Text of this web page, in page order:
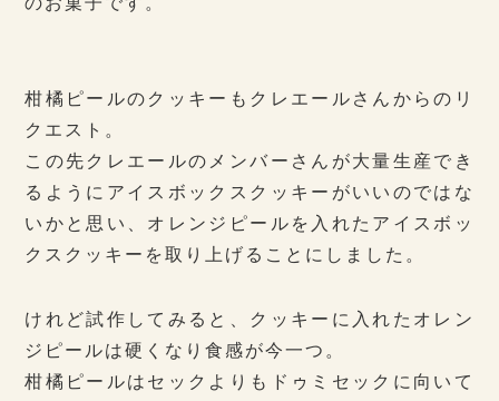
柑橘ピールのクッキーもクレエールさんからのリ
クエスト。
この先クレエールのメンバーさんが大量生産でき
るようにアイスボックスクッキーがいいのではな
いかと思い、オレンジピールを入れたアイスボッ
クスクッキーを取り上げることにしました。
けれど試作してみると、クッキーに入れたオレン
ジピールは硬くなり食感が今一つ。
柑橘ピールはセックよりもドゥミセックに向いて